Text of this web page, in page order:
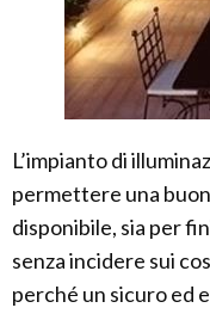
L’impianto di
permettere una
disponibile, sia per
senza incidere sui
perché un sicuro ed